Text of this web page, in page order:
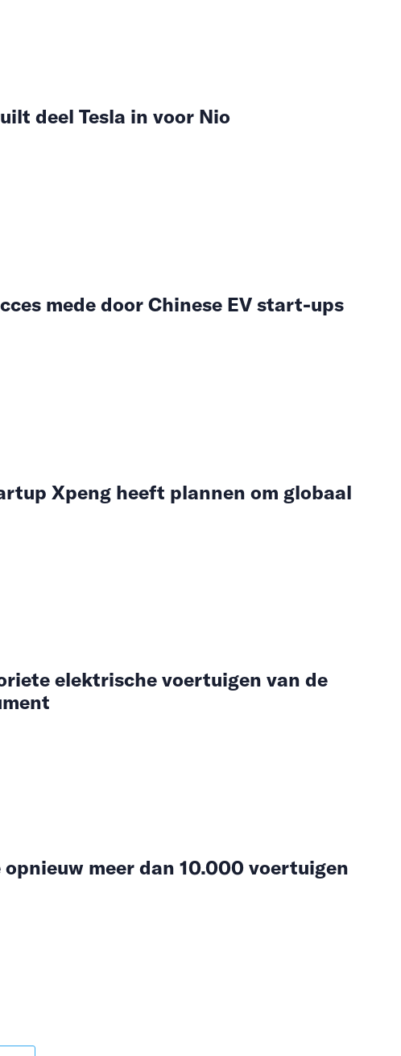
deel Tesla in voor Nio
mede door Chinese EV start-ups
Xpeng heeft plannen om globaal
elektrische voertuigen van de
opnieuw meer dan 10.000 voertuigen